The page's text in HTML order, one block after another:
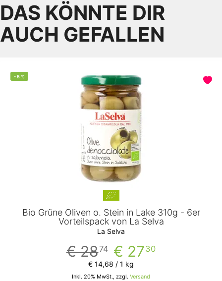
DAS KÖNNTE DIR
AUCH GEFALLEN
-5%
Bio Grüne Oliven o. Stein in Lake 310g - 6er
Vorteilspack von La Selva
La Selva
€ 2730
€ 2874
Inkl. 20% MwSt., zzgl. Versand
€ 14,68 / 1 kg